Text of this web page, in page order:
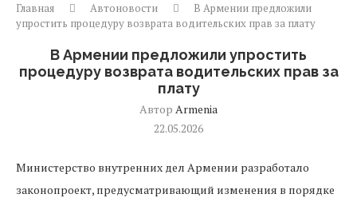
Главная Автоновости
В Армении предложили
упростить процедуру возврата водительских прав за плату
В Армении предложили упростить
процедуру возврата водительских прав за
плату
Автор Armenia
22.05.2026
Министерство внутренних дел Армении разработало
законопроект, предусматривающий изменения в порядке